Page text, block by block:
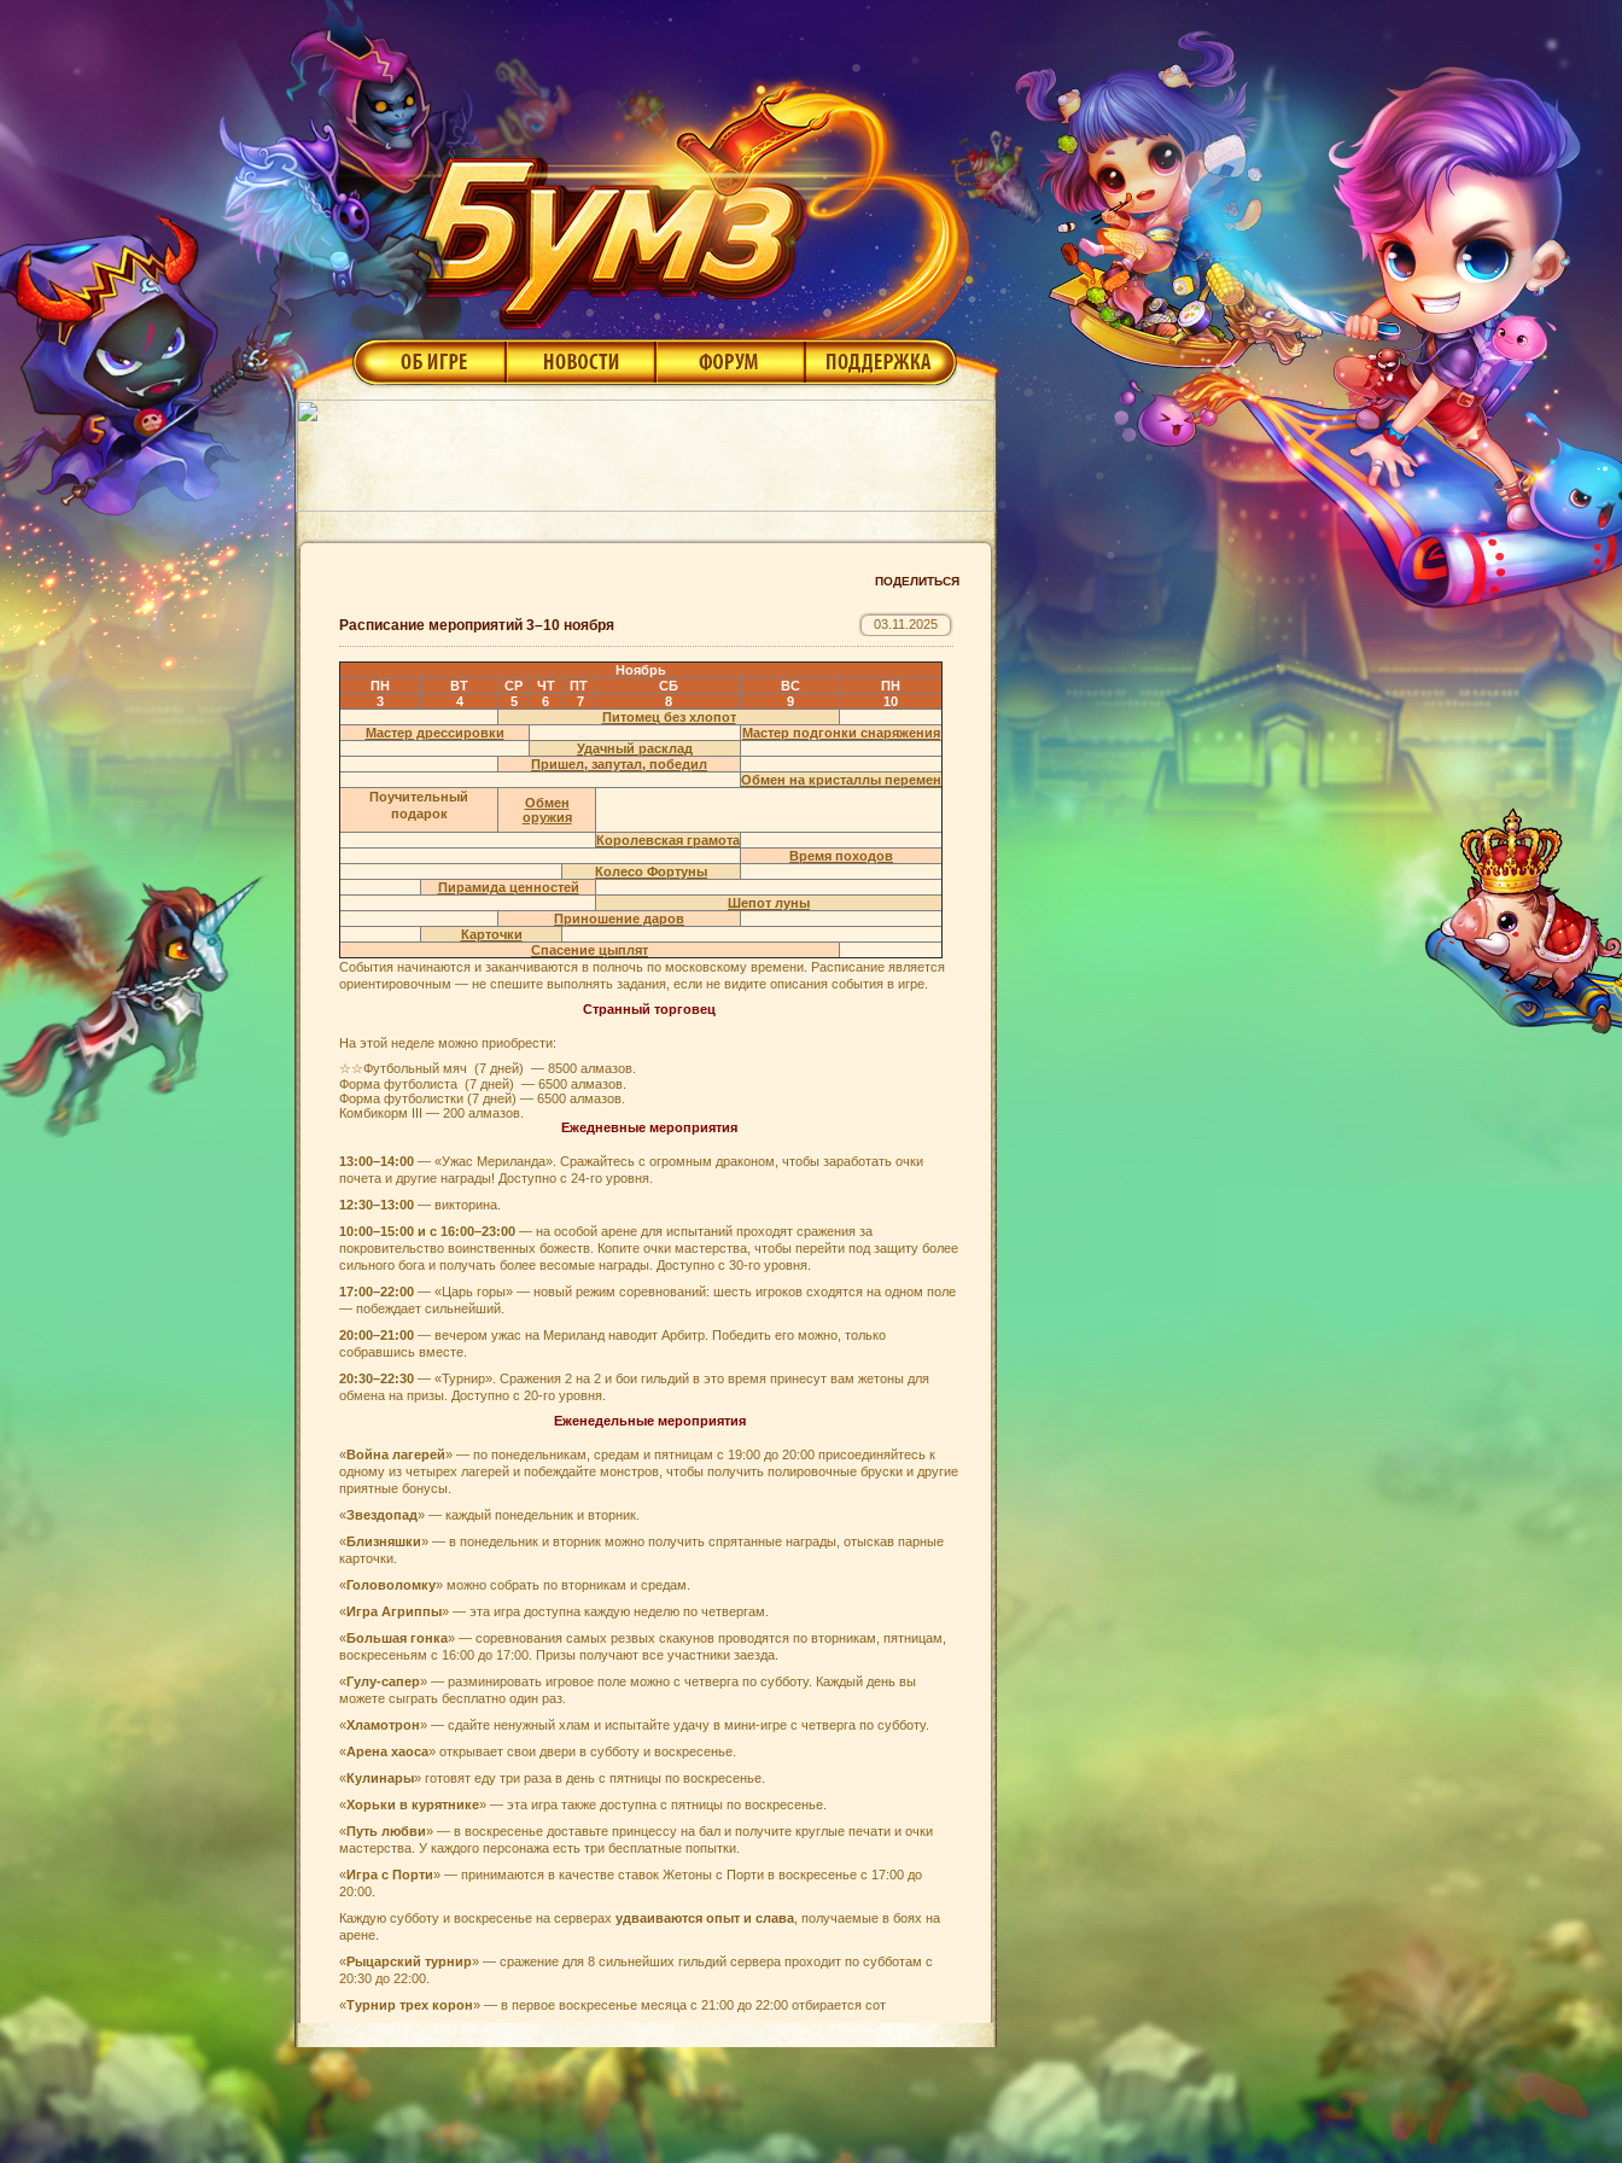
Расписание мероприятий 3–10 ноября 03.11.2025
Ноябрь
ПН
ВТ СР ЧТ ПТ СБ ВС
ПН
3
4 5 6 7 8 9
10
Питомец без хлопот
Мастер дрессировки
Мастер подгонки снаряжения
Удачный расклад
Пришел, запутал, победил
Обмен на кристаллы перемен
Поучительный
подарок
Обмен
оружия
Королевская грамота
Время походов
Колесо Фортуны
Пирамида ценностей
Шепот луны
Приношение даров
Карточки
Спасение цыплят
События начинаются и заканчиваются в полночь по московскому времени. Расписание является
ориентировочным — не спешите выполнять задания, если не видите описания события в игре.
Странный торговец
На этой неделе можно приобрести:
☆☆Футбольный мяч (7 дней) — 8500 алмазов.
Форма футболиста (7 дней) — 6500 алмазов.
Форма футболистки (7 дней) — 6500 алмазов.
Комбикорм III — 200 алмазов.
Ежедневные мероприятия
13:00–14:00 — «Ужас Мериланда». Сражайтесь с огромным драконом, чтобы заработать очки
почета и другие награды! Доступно с 24-го уровня.
12:30–13:00 — викторина.
10:00–15:00 и с 16:00–23:00 — на особой арене для испытаний проходят сражения за
покровительство воинственных божеств. Копите очки мастерства, чтобы перейти под защиту более
сильного бога и получать более весомые награды. Доступно с 30-го уровня.
17:00–22:00 — «Царь горы» — новый режим соревнований: шесть игроков сходятся на одном поле
— побеждает сильнейший.
20:00–21:00 — вечером ужас на Мериланд наводит Арбитр. Победить его можно, только
собравшись вместе.
20:30–22:30 — «Турнир». Сражения 2 на 2 и бои гильдий в это время принесут вам жетоны для
обмена на призы. Доступно с 20-го уровня.
Еженедельные мероприятия
«Война лагерей» — по понедельникам, средам и пятницам с 19:00 до 20:00 присоединяйтесь к
одному из четырех лагерей и побеждайте монстров, чтобы получить полировочные бруски и другие
приятные бонусы.
«Звездопад» — каждый понедельник и вторник.
«Близняшки» — в понедельник и вторник можно получить спрятанные награды, отыскав парные
карточки.
«Головоломку» можно собрать по вторникам и средам.
«Игра Агриппы» — эта игра доступна каждую неделю по четвергам.
«Большая гонка» — соревнования самых резвых скакунов проводятся по вторникам, пятницам,
воскресеньям с 16:00 до 17:00. Призы получают все участники заезда.
«Гулу-сапер» — разминировать игровое поле можно с четверга по субботу. Каждый день вы
можете сыграть бесплатно один раз.
«Хламотрон» — сдайте ненужный хлам и испытайте удачу в мини-игре с четверга по субботу.
«Арена хаоса» открывает свои двери в субботу и воскресенье.
«Кулинары» готовят еду три раза в день с пятницы по воскресенье.
«Хорьки в курятнике» — эта игра также доступна с пятницы по воскресенье.
«Путь любви» — в воскресенье доставьте принцессу на бал и получите круглые печати и очки
мастерства. У каждого персонажа есть три бесплатные попытки.
«Игра с Порти» — принимаются в качестве ставок Жетоны с Порти в воскресенье с 17:00 до
20:00.
Каждую субботу и воскресенье на серверах удваиваются опыт и слава , получаемые в боях на
арене.
«Рыцарский турнир» — сражение для 8 сильнейших гильдий сервера проходит по субботам с
20:30 до 22:00.
«Турнир трех корон» — в первое воскресенье месяца с 21:00 до 22:00 отбирается сот